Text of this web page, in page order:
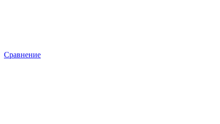
Сравнение